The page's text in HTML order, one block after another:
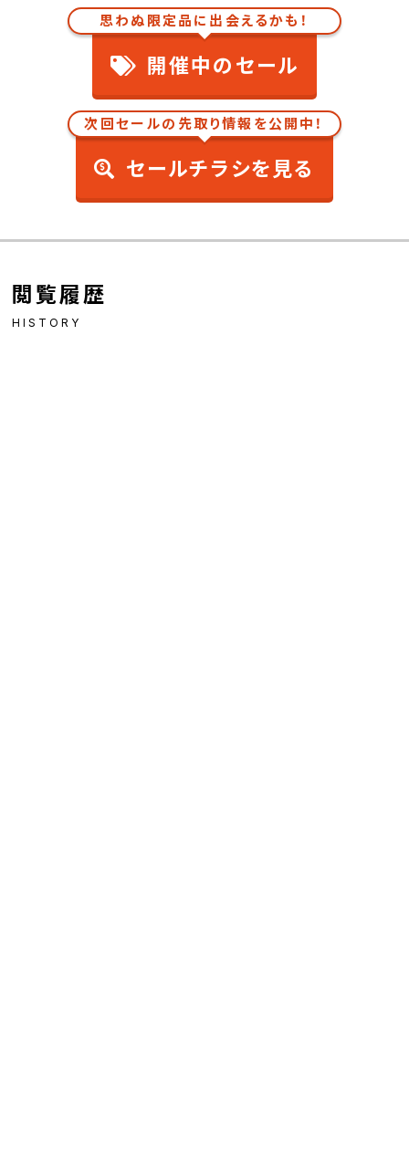
思わぬ限定品に出会えるかも！
開催中のセール
次回セールの先取り情報を公開中！
セールチラシを見る
閲覧履歴
HISTORY